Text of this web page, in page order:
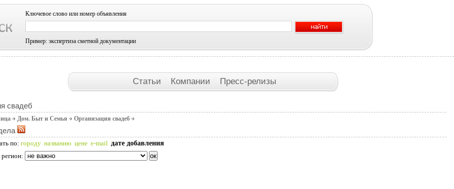
Ключевое слово или номер объявления
Пример: экспертиза сметной документации
Статьи Компании Пресс-релизы
свадеб
Дом. Быт и Семья Организация свадеб
по: городу названию цене e-mail дате добавления